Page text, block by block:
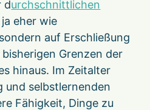
durchschnittlichen
eher wie
auf Erschließung
Grenzen der
hinaus. Im Zeitalter
und selbstlernenden
Fähigkeit, Dinge zu